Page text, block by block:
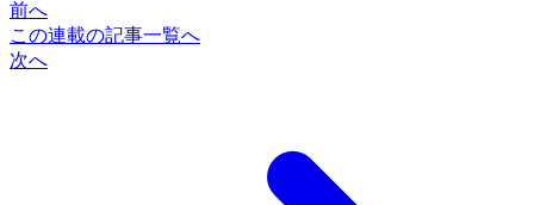
前へ
この連載の記事一覧へ
次へ